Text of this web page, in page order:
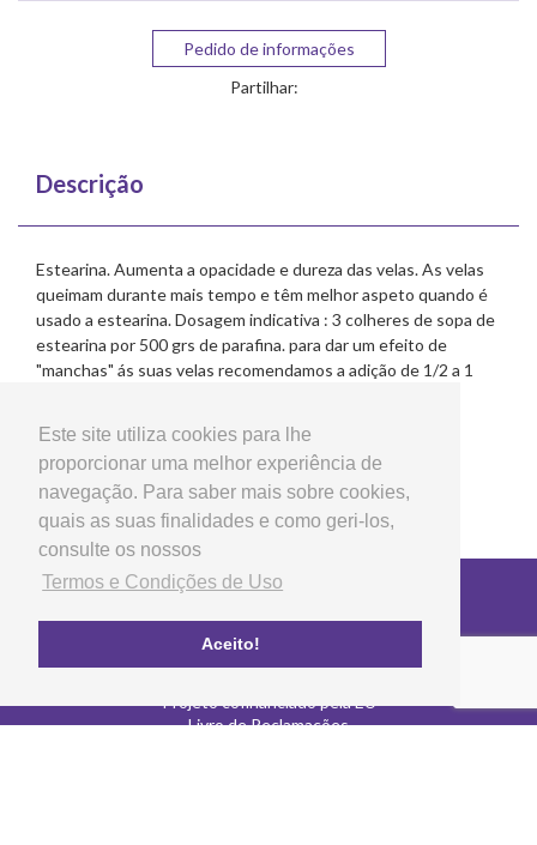
Este site utiliza cookies para lhe
proporcionar uma melhor experiência de
navegação. Para saber mais sobre cookies,
quais as suas finalidades e como geri-los,
consulte os nossos
Termos e Condições de Uso
Aceito!
Pedido de informações
Partilhar:
Descrição
Estearina. Aumenta a opacidade e dureza das velas. As velas
queimam durante mais tempo e têm melhor aspeto quando é
usado a estearina. Dosagem indicativa : 3 colheres de sopa de
estearina por 500 grs de parafina. para dar um efeito de
"manchas" ás suas velas recomendamos a adição de 1/2 a 1
Copyright © 2026 LG Arts Crafts Todos os direitos
Termos e Condições de Uso
FAQ's
Projeto cofinanciado pela EU
Livro de Reclamações